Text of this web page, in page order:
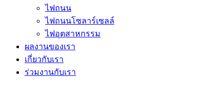
ไฟถนน
ไฟถนนโซลาร์เซลล์
ไฟอุตสาหกรรม
ผลงานของเรา
เกี่ยวกับเรา
ร่วมงานกับเรา